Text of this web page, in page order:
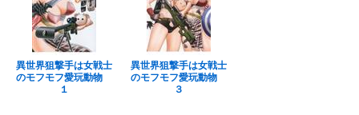
異世界狙撃手は女戦士
のモフモフ愛玩動物
１
異世界狙撃手は女戦士
のモフモフ愛玩動物
３